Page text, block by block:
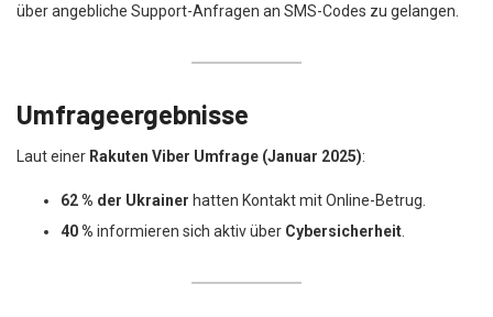
über angebliche Support-Anfragen an SMS-Codes zu gelangen.
Umfrageergebnisse
Laut einer Rakuten Viber Umfrage (Januar 2025):
62 % der Ukrainer hatten Kontakt mit Online-Betrug.
40 % informieren sich aktiv über Cybersicherheit